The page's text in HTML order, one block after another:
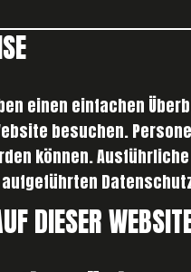
einen einfachen
besuchen.
können.
DIESER